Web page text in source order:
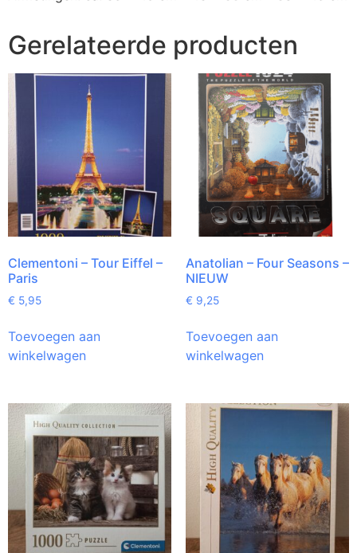
Gerelateerde producten
Clementoni – Tour Eiffel –
Paris
€ 5,95
Toevoegen aan
winkelwagen
Anatolian – Four Seasons –
NIEUW
€ 9,25
Toevoegen aan
winkelwagen